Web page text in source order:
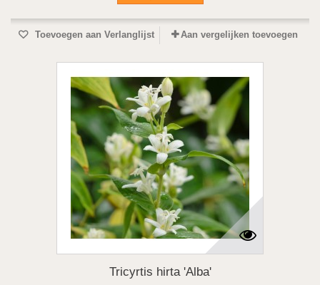
Toevoegen aan Verlanglijst Aan vergelijken toevoegen
Tricyrtis hirta 'Alba'